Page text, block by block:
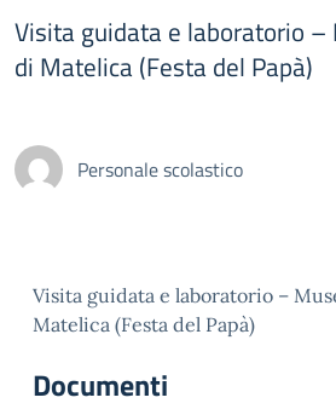
Visita guidata e laboratorio –
di Matelica (Festa del Papà)
Personale scolastico
Visita guidata e laboratorio –
Matelica (Festa del Papà)
Documenti